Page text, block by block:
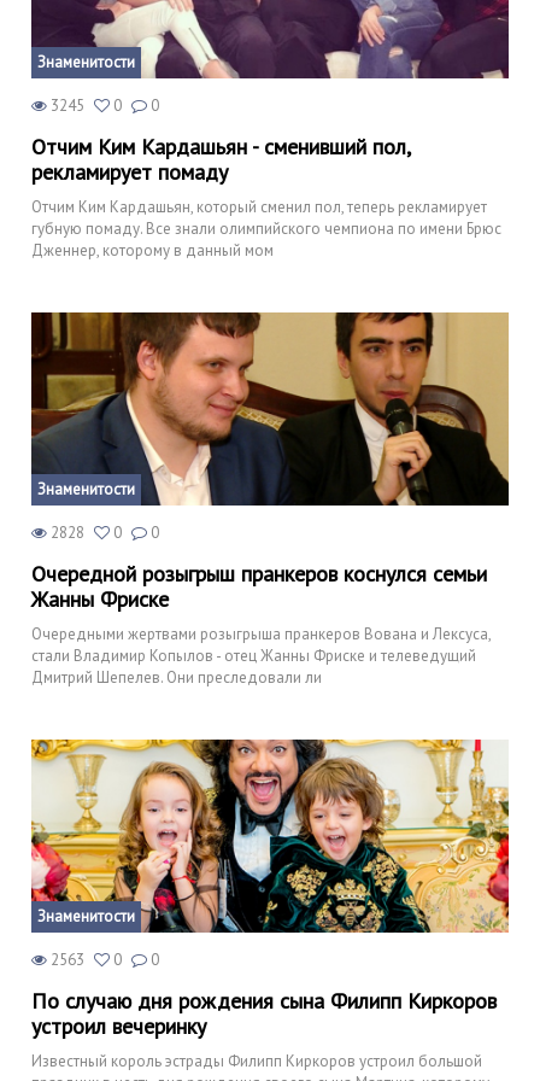
Знаменитости
3245 0 0
Отчим Ким Кардашьян - сменивший пол,
рекламирует помаду
Отчим Ким Кардашьян, который сменил пол, теперь рекламирует
губную помаду. Все знали олимпийского чемпиона по имени Брюс
Дженнер, которому в данный мом
Знаменитости
2828 0 0
Очередной розыгрыш пранкеров коснулся семьи
Жанны Фриске
Очередными жертвами розыгрыша пранкеров Вована и Лексуса,
стали Владимир Копылов - отец Жанны Фриске и телеведущий
Дмитрий Шепелев. Они преследовали ли
Знаменитости
2563 0 0
По случаю дня рождения сына Филипп Киркоров
устроил вечеринку
Известный король эстрады Филипп Киркоров устроил большой